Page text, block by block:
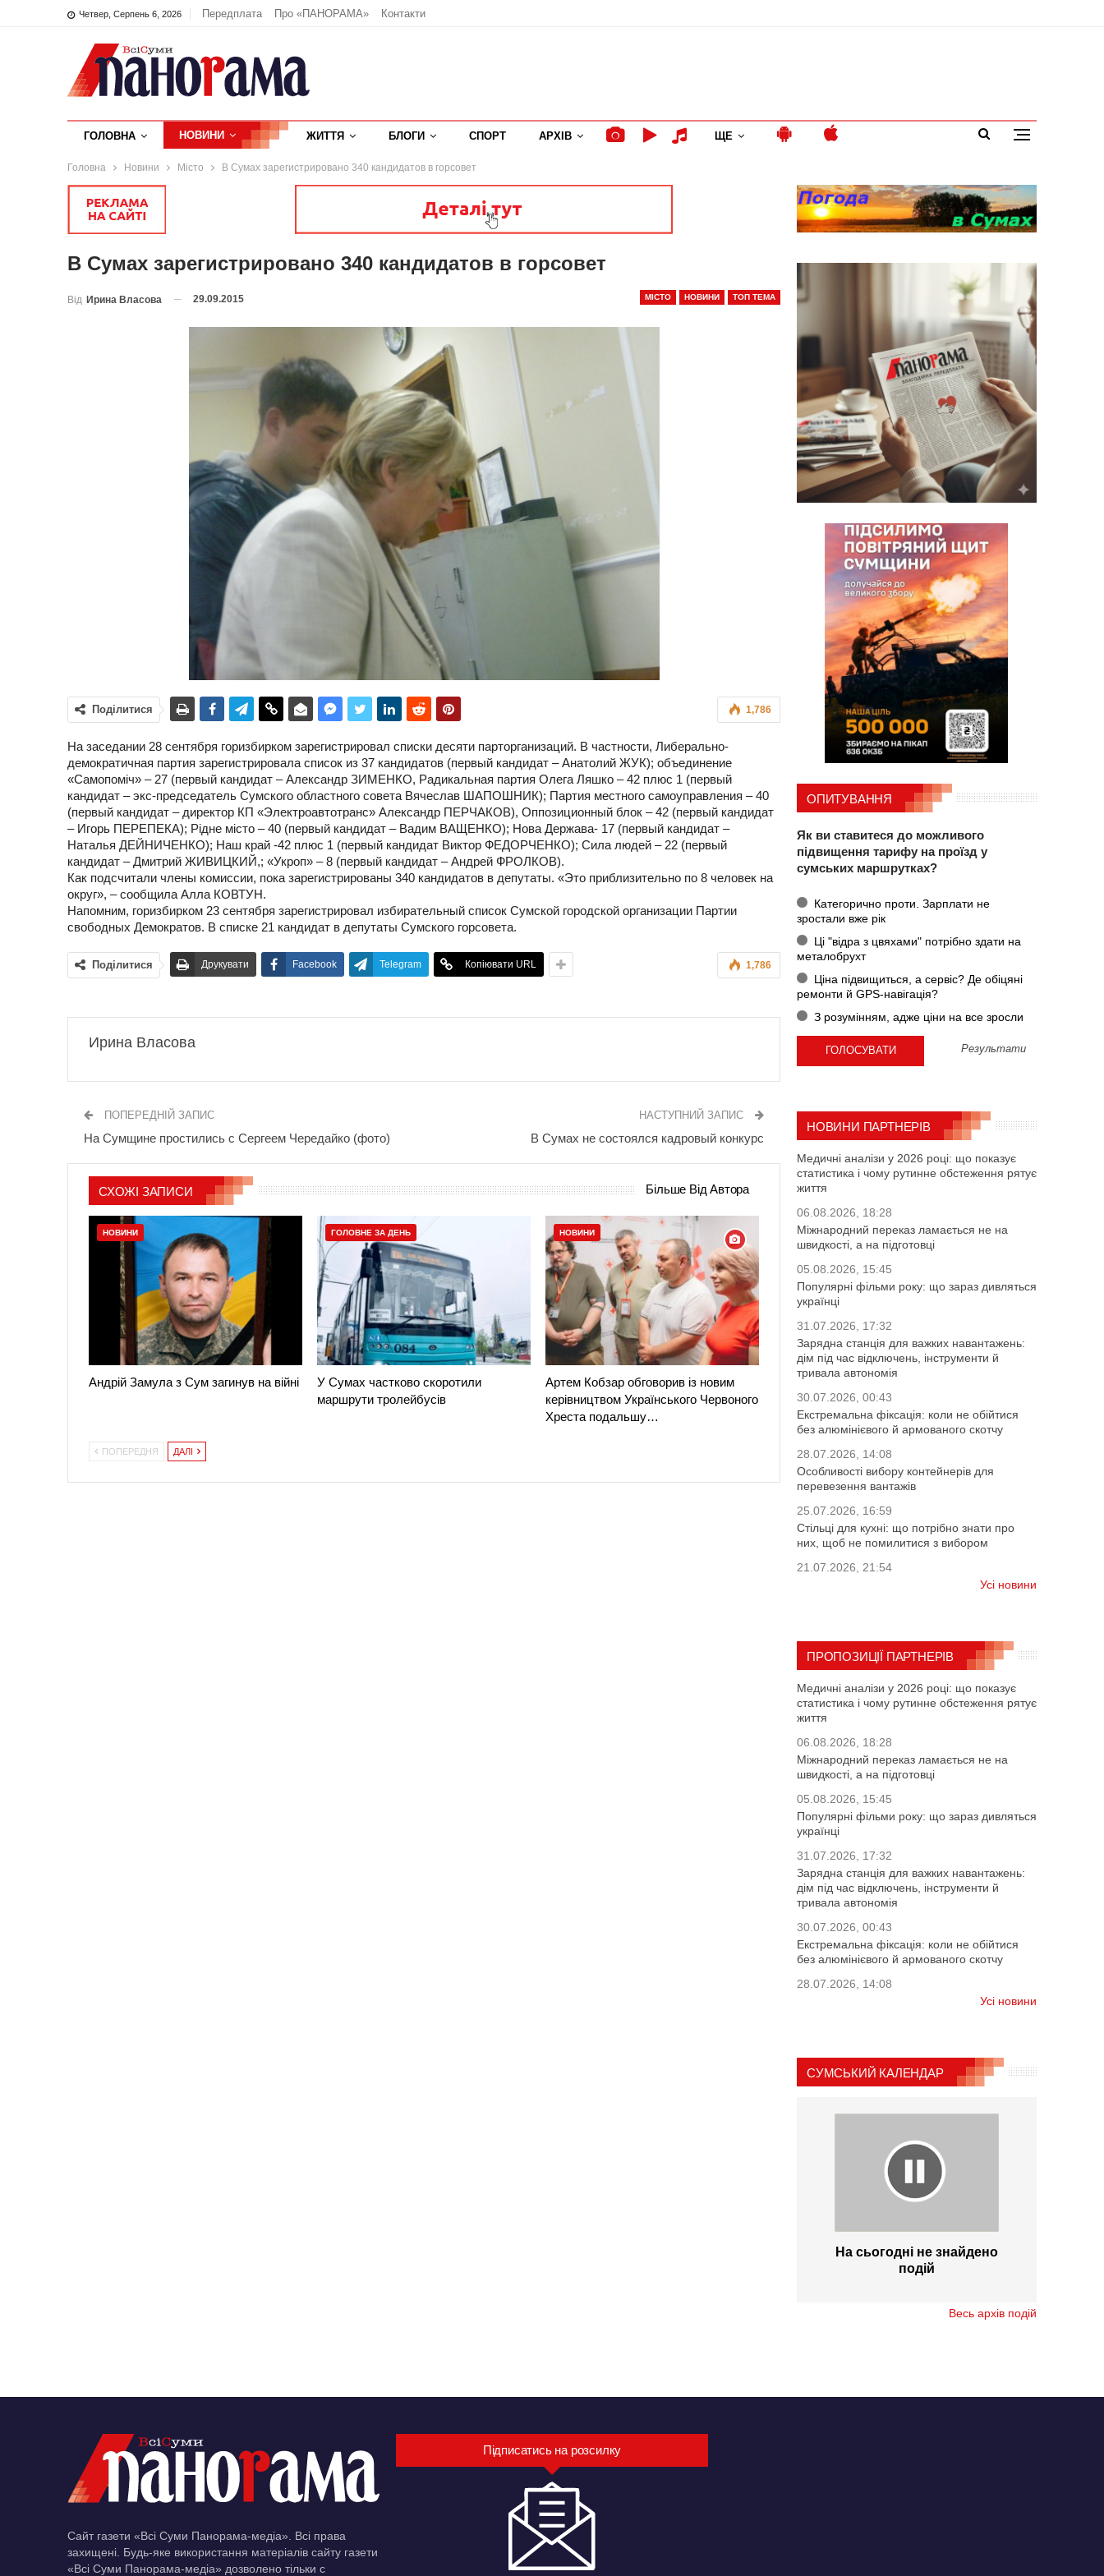
Четвер, Серпень 6, 2026 Передплата Про «ПАНОРАМА» Контакти
ГОЛОВНА НОВИНИ ЖИТТЯ БЛОГИ СПОРТ АРХІВ ЩЕ
Головна Новини Місто В Сумах зарегистрировано 340 кандидатов в горсовет
В Сумах зарегистрировано 340 кандидатов в горсовет
МІСТО НОВИНИ ТОП ТЕМА
Від Ирина Власова 29.09.2015
1,786
Поділитися
На заседании 28 сентября горизбирком зарегистрировал списки десяти парторганизаций. В частности, Либерально-
демократичная партия зарегистрировала список из 37 кандидатов (первый кандидат – Анатолий ЖУК); объединение
«Самопоміч» – 27 (первый кандидат – Александр ЗИМЕНКО, Радикальная партия Олега Ляшко – 42 плюс 1 (первый
кандидат – экс-председатель Сумского областного совета Вячеслав ШАПОШНИК); Партия местного самоуправления – 40
(первый кандидат – директор КП «Электроавтотранс» Александр ПЕРЧАКОВ), Оппозиционный блок – 42 (первый кандидат
– Игорь ПЕРЕПЕКА); Рідне місто – 40 (первый кандидат – Вадим ВАЩЕНКО); Нова Держава- 17 (первый кандидат –
Наталья ДЕЙНИЧЕНКО); Наш край -42 плюс 1 (первый кандидат Виктор ФЕДОРЧЕНКО); Сила людей – 22 (первый
кандидат – Дмитрий ЖИВИЦКИЙ,; «Укроп» – 8 (первый кандидат – Андрей ФРОЛКОВ).
Как подсчитали члены комиссии, пока зарегистрированы 340 кандидатов в депутаты. «Это приблизительно по 8 человек на
округ», – сообщила Алла КОВТУН.
Напомним, горизбирком 23 сентября зарегистрировал избирательный список Сумской городской организации Партии
свободных Демократов. В списке 21 кандидат в депутаты Сумского горсовета.
1,786
Поділитися Друкувати Facebook Telegram Копіювати URL
Ирина Власова
ПОПЕРЕДНІЙ ЗАПИС
На Сумщине простились с Сергеем Чередайко (фото)
НАСТУПНИЙ ЗАПИС
В Сумах не состоялся кадровый конкурс
СХОЖІ ЗАПИСИ Більше Від Автора
НОВИНИ
Андрій Замула з Сум загинув на війні
ГОЛОВНЕ ЗА ДЕНЬ
У Сумах частково скоротили
маршрути тролейбусів
НОВИНИ
Артем Кобзар обговорив із новим
керівництвом Українського Червоного
Хреста подальшу…
ПОПЕРЕДНЯ ДАЛІ
ОПИТУВАННЯ
Як ви ставитеся до можливого
підвищення тарифу на проїзд у
сумських маршрутках?
Категорично проти. Зарплати не
зростали вже рік
Ці "відра з цвяхами" потрібно здати на
металобрухт
Ціна підвищиться, а сервіс? Де обіцяні
ремонти й GPS-навігація?
З розумінням, адже ціни на все зросли
Результати
НОВИНИ ПАРТНЕРІВ
Медичні аналізи у 2026 році: що показує
статистика і чому рутинне обстеження рятує
життя
06.08.2026, 18:28
Міжнародний переказ ламається не на
швидкості, а на підготовці
05.08.2026, 15:45
Популярні фільми року: що зараз дивляться
українці
31.07.2026, 17:32
Зарядна станція для важких навантажень:
дім під час відключень, інструменти й
тривала автономія
30.07.2026, 00:43
Екстремальна фіксація: коли не обійтися
без алюмінієвого й армованого скотчу
28.07.2026, 14:08
Особливості вибору контейнерів для
перевезення вантажів
25.07.2026, 16:59
Стільці для кухні: що потрібно знати про
них, щоб не помилитися з вибором
21.07.2026, 21:54
Усі новини
ПРОПОЗИЦІЇ ПАРТНЕРІВ
Медичні аналізи у 2026 році: що показує
статистика і чому рутинне обстеження рятує
життя
06.08.2026, 18:28
Міжнародний переказ ламається не на
швидкості, а на підготовці
05.08.2026, 15:45
Популярні фільми року: що зараз дивляться
українці
31.07.2026, 17:32
Зарядна станція для важких навантажень:
дім під час відключень, інструменти й
тривала автономія
30.07.2026, 00:43
Екстремальна фіксація: коли не обійтися
без алюмінієвого й армованого скотчу
28.07.2026, 14:08
Усі новини
СУМСЬКИЙ КАЛЕНДАР
На сьогодні не знайдено
подій
Весь архів подій
Сайт газети «Всі Суми Панорама-медіа». Всі права
захищені. Будь-яке використання матеріалів сайту газети
«Всі Суми Панорама-медіа» дозволено тільки c
Підписатись на розсилку